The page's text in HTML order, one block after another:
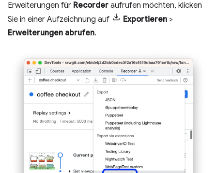
Erweiterungen für Recorder aufrufen möchten, klicken
Sie in einer Aufzeichnung auf
Exportieren >
Erweiterungen abrufen.